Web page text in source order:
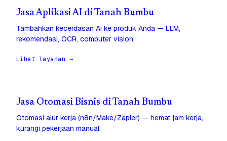
Jasa Aplikasi AI di Tanah Bumbu
Tambahkan kecerdasan AI ke produk Anda — LLM,
rekomendasi, OCR, computer vision.
Lihat layanan →
Jasa Otomasi Bisnis di Tanah Bumbu
Otomasi alur kerja (n8n/Make/Zapier) — hemat jam kerja,
kurangi pekerjaan manual.